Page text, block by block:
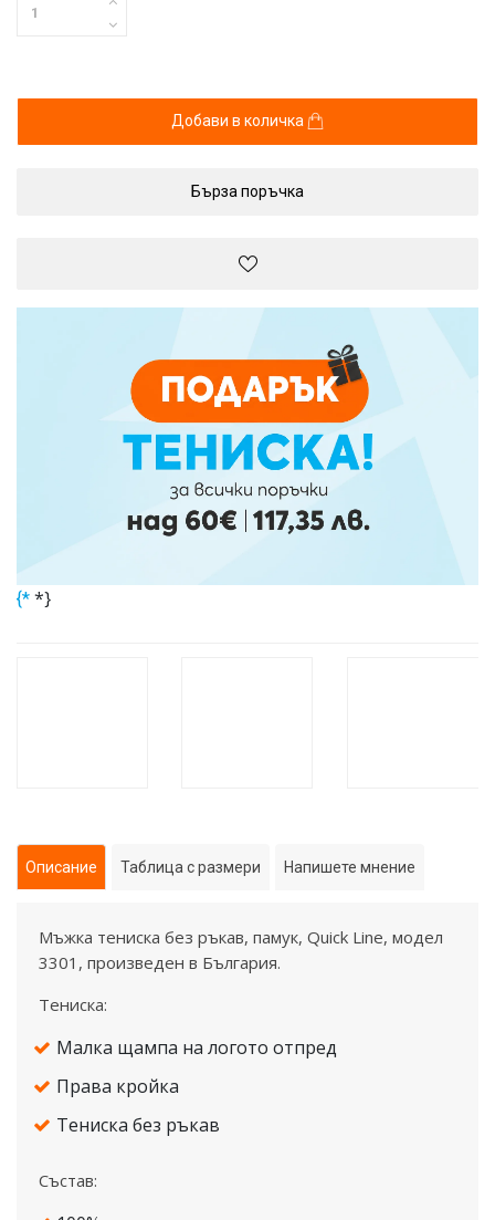
Добави в количка
Бърза поръчка
{* *}
Описание Таблица с размери Напишете мнение
Mъжка тениска без ръкав, памук, Quick Line, модел
3301, произведен в България.
Тениска:
Малка щампа на логото отпред
Права кройка
Тениска без ръкав
Състав: